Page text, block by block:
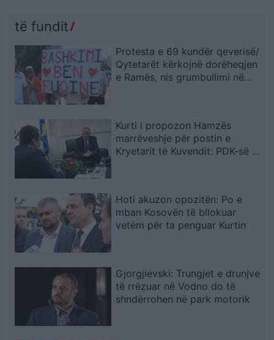
të fundit
Protesta e 69 kundër qeverisë/
Qytetarët kërkojnë dorëheqjen
e Ramës, nis grumbullimi në
Kurti i propozon Hamzës
marrëveshje për postin e
Kryetarit të Kuvendit: PDK-së i
Hoti akuzon opozitën: Po e
mban Kosovën të bllokuar
vetëm për ta penguar Kurtin
Gjorgjievski: Trungjet e drunjve
të rrëzuar në Vodno do të
shndërrohen në park motorik